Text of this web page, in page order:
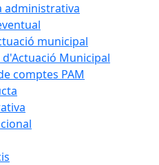
administrativa
municipal
Municipal
comptes PAM